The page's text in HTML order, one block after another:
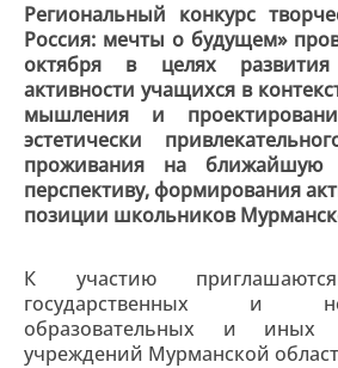
Региональный конкурс
Россия: мечты о будущем»
октября в целях развития
активности учащихся в
мышления и
эстетически
проживания на ближайшую
перспективу, формирования
позиции школьников
К участию
государственных и
образовательных и иных
учреждений Мурманской